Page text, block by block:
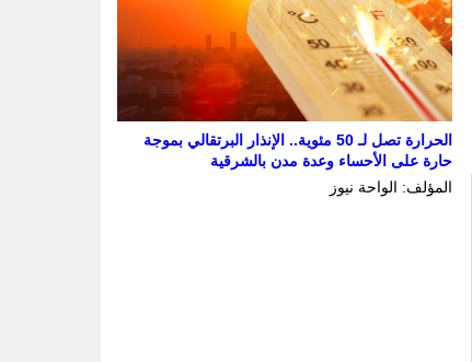
الحرارة تصل لـ 50 مئوية.. الإنذار البرتقالي بموجة
حارة على الأحساء وعدة مدن بالشرقية
المؤلف: الواحة نيوز